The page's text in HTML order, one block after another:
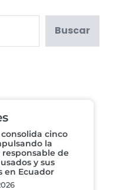
Buscar
consolida cinco
la
de
y sus
en Ecuador